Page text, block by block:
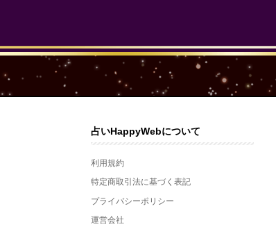
占いHappyWebについて
利用規約
特定商取引法に基づく表記
プライバシーポリシー
運営会社